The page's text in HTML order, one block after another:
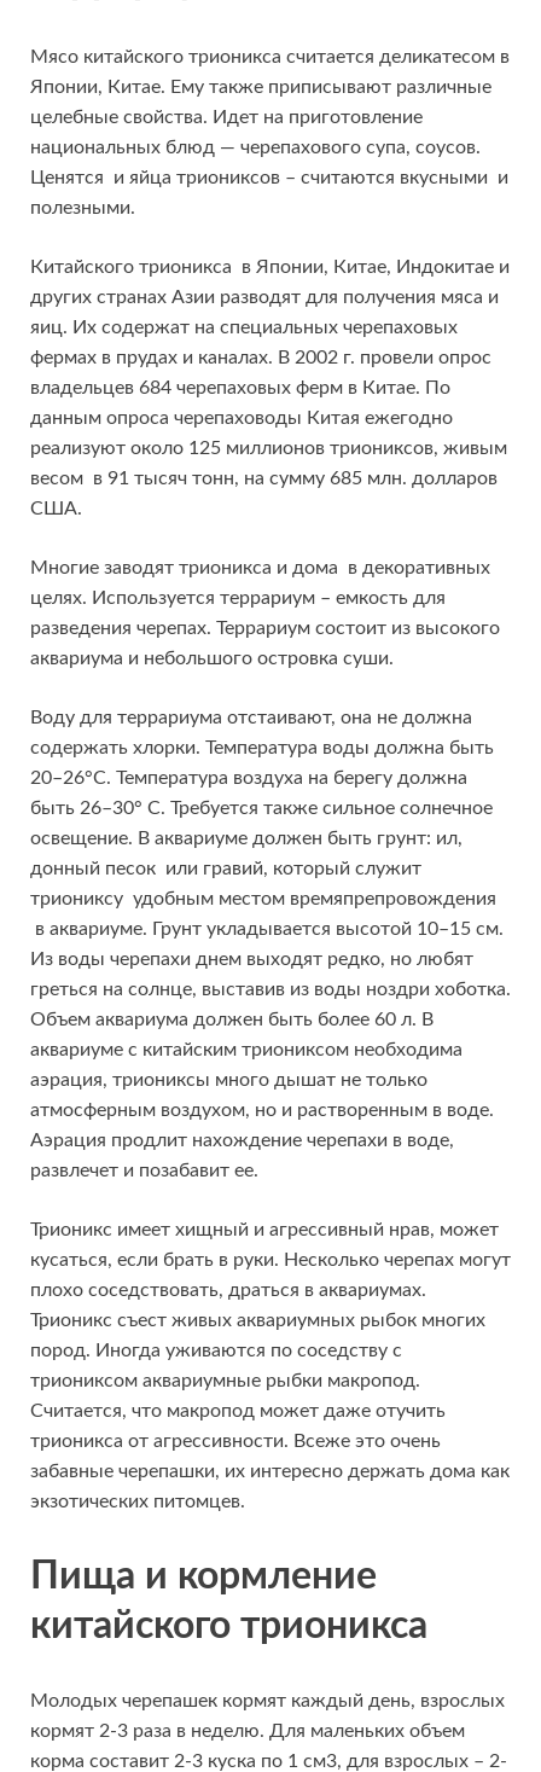
Мясо китайского трионикса считается деликатесом в
Японии, Китае. Ему также приписывают различные
целебные свойства. Идет на приготовление
национальных блюд — черепахового супа, соусов.
Ценятся и яйца триониксов – считаются вкусными и
полезными.
Китайского трионикса в Японии, Китае, Индокитае и
других странах Азии разводят для получения мяса и
яиц. Их содержат на специальных черепаховых
фермах в прудах и каналах. В 2002 г. провели опрос
владельцев 684 черепаховых ферм в Китае. По
данным опроса черепаховоды Китая ежегодно
реализуют около 125 миллионов триониксов, живым
весом в 91 тысяч тонн, на сумму 685 млн. долларов
США.
Многие заводят трионикса и дома в декоративных
целях. Используется террариум – емкость для
разведения черепах. Террариум состоит из высокого
аквариума и небольшого островка суши.
Воду для террариума отстаивают, она не должна
содержать хлорки. Температура воды должна быть
20–26°С. Температура воздуха на берегу должна
быть 26–30° С. Требуется также сильное солнечное
освещение. В аквариуме должен быть грунт: ил,
донный песок или гравий, который служит
триониксу удобным местом времяпрепровождения
в аквариуме. Грунт укладывается высотой 10–15 см.
Из воды черепахи днем выходят редко, но любят
греться на солнце, выставив из воды ноздри хоботка.
Объем аквариума должен быть более 60 л. В
аквариуме с китайским триониксом необходима
аэрация, триониксы много дышат не только
атмосферным воздухом, но и растворенным в воде.
Аэрация продлит нахождение черепахи в воде,
развлечет и позабавит ее.
Трионикс имеет хищный и агрессивный нрав, может
кусаться, если брать в руки. Несколько черепах могут
плохо соседствовать, драться в аквариумах.
Трионикс съест живых аквариумных рыбок многих
пород. Иногда уживаются по соседству с
триониксом аквариумные рыбки макропод.
Считается, что макропод может даже отучить
трионикса от агрессивности. Всеже это очень
забавные черепашки, их интересно держать дома как
экзотических питомцев.
Пища и кормление
китайского трионикса
Молодых черепашек кормят каждый день, взрослых
кормят 2-3 раза в неделю. Для маленьких объем
корма составит 2-3 куска по 1 см3, для взрослых – 2-